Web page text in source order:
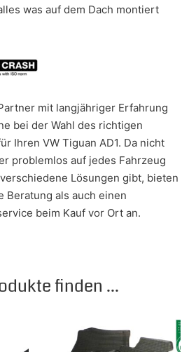
was auf dem Dach montiert
mit langjähriger Erfahrung
bei der Wahl des richtigen
Ihren VW Tiguan AD1. Da nicht
problemlos auf jedes Fahrzeug
Lösungen gibt, bieten
Beratung als auch einen
beim Kauf vor Ort an.
finden ...